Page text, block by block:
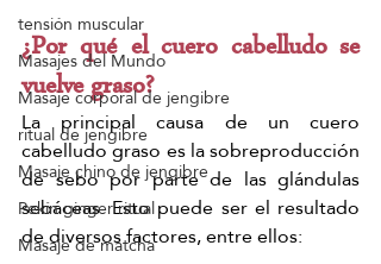
tensión muscular
Masajes del Mundo
Masaje corporal de jengibre
ritual de jengibre
Masaje chino de jengibre
Pekín ginger ritual
Masaje de matcha
¿Por qué el cuero cabelludo se
vuelve graso?
La principal causa de un cuero
cabelludo graso es la sobreproducción
de sebo por parte de las glándulas
sebáceas. Esto puede ser el resultado
de diversos factores, entre ellos: